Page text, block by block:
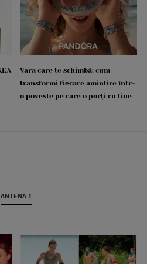
Vara care te schimbă: cum
transformi fiecare amintire într-
o poveste pe care o porți cu tine
ANTENA 1